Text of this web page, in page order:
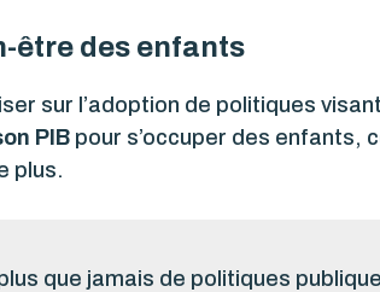
être des enfants
sur l’adoption de politiques
PIB pour s’occuper des enfants,
plus.
que jamais de politiques